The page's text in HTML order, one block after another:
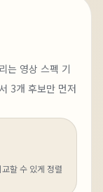
는 영상 스펙 기
3개 후보만 먼저
할 수 있게 정렬